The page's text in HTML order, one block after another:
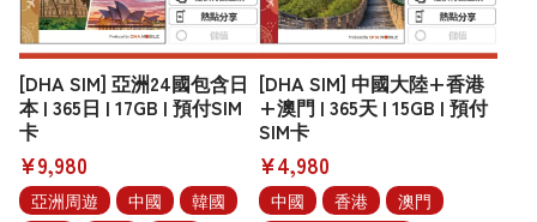
[DHA SIM] 亞洲24國包含日
本 | 365日 | 17GB | 預付SIM
卡
¥9,980
亞洲周遊 中國
韓國
[DHA SIM] 中國大陸+香港
+澳門 | 365天 | 15GB | 預付
SIM卡
¥4,980
中國 香港
澳門